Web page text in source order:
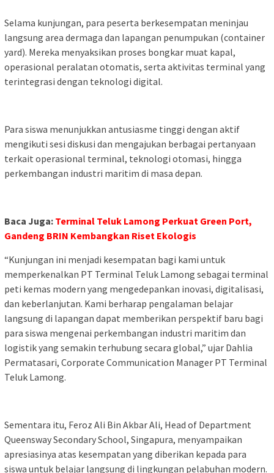
Selama kunjungan, para peserta berkesempatan meninjau
langsung area dermaga dan lapangan penumpukan (container
yard). Mereka menyaksikan proses bongkar muat kapal,
operasional peralatan otomatis, serta aktivitas terminal yang
terintegrasi dengan teknologi digital.
Para siswa menunjukkan antusiasme tinggi dengan aktif
mengikuti sesi diskusi dan mengajukan berbagai pertanyaan
terkait operasional terminal, teknologi otomasi, hingga
perkembangan industri maritim di masa depan.
Baca Juga: Terminal Teluk Lamong Perkuat Green Port,
Gandeng BRIN Kembangkan Riset Ekologis
“Kunjungan ini menjadi kesempatan bagi kami untuk
memperkenalkan PT Terminal Teluk Lamong sebagai terminal
peti kemas modern yang mengedepankan inovasi, digitalisasi,
dan keberlanjutan. Kami berharap pengalaman belajar
langsung di lapangan dapat memberikan perspektif baru bagi
para siswa mengenai perkembangan industri maritim dan
logistik yang semakin terhubung secara global,” ujar Dahlia
Permatasari, Corporate Communication Manager PT Terminal
Teluk Lamong.
Sementara itu, Feroz Ali Bin Akbar Ali, Head of Department
Queensway Secondary School, Singapura, menyampaikan
apresiasinya atas kesempatan yang diberikan kepada para
siswa untuk belajar langsung di lingkungan pelabuhan modern.